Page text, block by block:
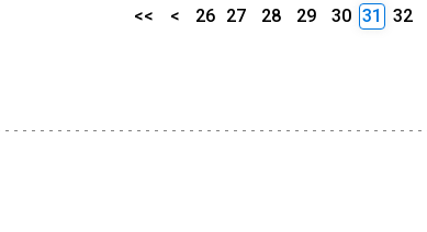
<< < 26 27 28 29 30 31 32